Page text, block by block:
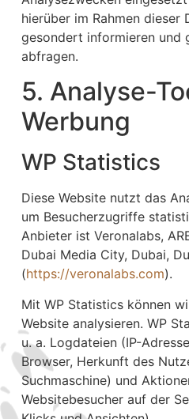
hierüber im Rahmen dieser
gesondert informieren und
abfragen.
5. Analyse-
Werbung
WP Statistics
Diese Website nutzt das
um Besucherzugriffe
Anbieter ist Veronalabs,
Dubai Media City, Dubai,
(https://veronalabs.com).
Mit WP Statistics können
Website analysieren. WP
u. a. Logdateien (IP-
Browser, Herkunft des
Suchmaschine) und
Websitebesucher auf der